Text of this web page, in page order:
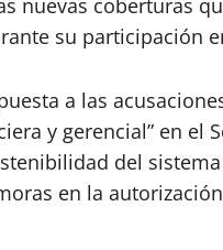
nuevas coberturas
su participación
a las
y gerencial” en el
del
en la